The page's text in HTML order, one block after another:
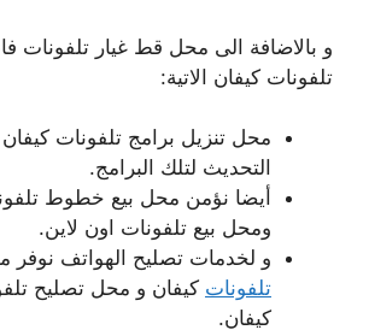
و بالاضافة الى محل قط غيار تلفونات
تلفونات كيفان الاتية:
محل تنزيل برامج تلفونات
التحديث لتلك البرامج.
أيضا نؤمن محل بيع خطوط
ومحل بيع تلفونات اون لاين.
و لخدمات تصليح الهواتف نوفر
تلفونات كيفان و محل تصليح
كيفان.